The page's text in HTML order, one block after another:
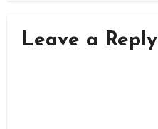
Leave a Reply